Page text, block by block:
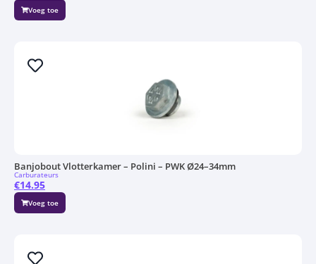
Voeg toe
Banjobout Vlotterkamer – Polini – PWK Ø24–34mm
Carburateurs
Voeg toe
€14.95